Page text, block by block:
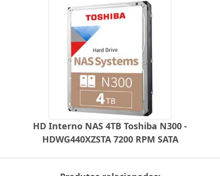
HD Interno NAS 4TB Toshiba N300 -
HDWG440XZSTA 7200 RPM SATA